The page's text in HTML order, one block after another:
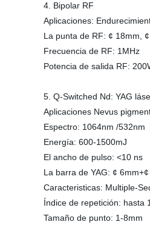
4. Bipolar RF
Aplicaciones:
La punta de RF: ¢ 18mm,
Frecuencia de RF: 1MHz
Potencia de salida RF:
5. Q-Switched Nd: YAG
Aplicaciones Nevus
Espectro: 1064nm /532nm
Energía: 600-1500mJ
El ancho de pulso: <10 ns
La barra de YAG: ¢
Caracteristicas: Multiple-
Índice de repetición: hasta
Tamaño de punto: 1-8mm